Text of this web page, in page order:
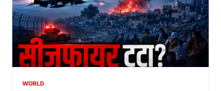
WORLD